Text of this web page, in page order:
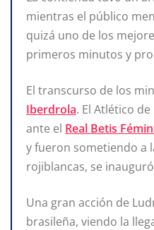
mientras el público
quizá uno de los
primeros minutos y
El transcurso de los
Iberdrola. El Atlético
ante el Real Betis
y fueron sometiendo a
rojiblancas, se
Una gran acción de
brasileña, viendo la